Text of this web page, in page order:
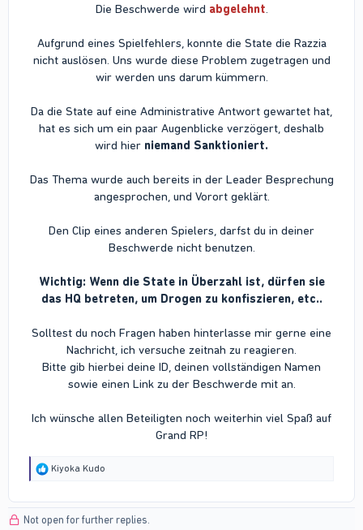
Die Beschwerde wird abgelehnt.
Aufgrund eines Spielfehlers, konnte die State die Razzia
nicht auslösen. Uns wurde diese Problem zugetragen und
wir werden uns darum kümmern.
Da die State auf eine Administrative Antwort gewartet hat,
hat es sich um ein paar Augenblicke verzögert, deshalb
wird hier niemand Sanktioniert.
Das Thema wurde auch bereits in der Leader Besprechung
angesprochen, und Vorort geklärt.
Den Clip eines anderen Spielers, darfst du in deiner
Beschwerde nicht benutzen.
Wichtig: Wenn die State in Überzahl ist, dürfen sie
das HQ betreten, um Drogen zu konfiszieren, etc..
Solltest du noch Fragen haben hinterlasse mir gerne eine
Nachricht, ich versuche zeitnah zu reagieren.
Bitte gib hierbei deine ID, deinen vollständigen Namen
sowie einen Link zu der Beschwerde mit an.
Ich wünsche allen Beteiligten noch weiterhin viel Spaß auf
Grand RP!​
R
t
Kiyoka Kudo
Not open for further replies.